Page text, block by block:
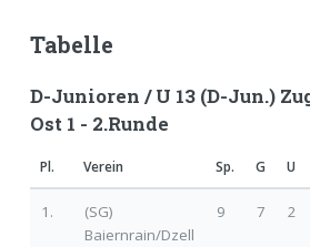
Tabelle
D-Junioren / U 13 (D-Jun.)
Ost 1 - 2.Runde
Pl. Verein Sp. G U
1.
(SG)
Baiernrain/Dzell
9 7 2